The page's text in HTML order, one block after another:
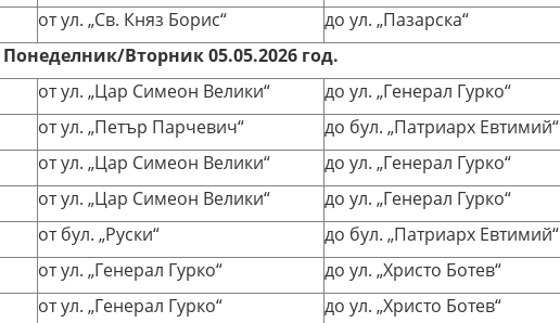
от ул. „Св. Княз Борис“
до ул. „Пазарска“
Понеделник/Вторник 05.05.2026 год.
от ул. „Цар Симеон Велики“
до ул. „Генерал Гурко“
от ул. „Петър Парчевич“
до бул. „Патриарх Евтимий“
от ул. „Цар Симеон Велики“
до ул. „Генерал Гурко“
от ул. „Цар Симеон Велики“
до ул. „Генерал Гурко“
от бул. „Руски“
до бул. „Патриарх Евтимий“
от ул. „Генерал Гурко“
до ул. „Христо Ботев“
от ул. „Генерал Гурко“
до ул. „Христо Ботев“